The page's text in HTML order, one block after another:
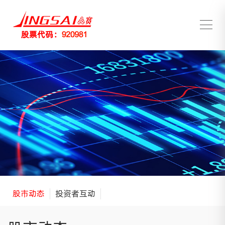
股市动态 投资者互动